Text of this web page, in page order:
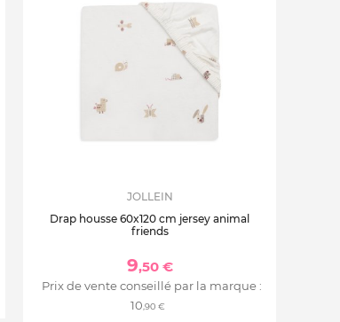
JOLLEIN
Drap housse 60x120 cm jersey animal
friends
9,50 €
Prix de vente conseillé par la marque :
10 ,90 €